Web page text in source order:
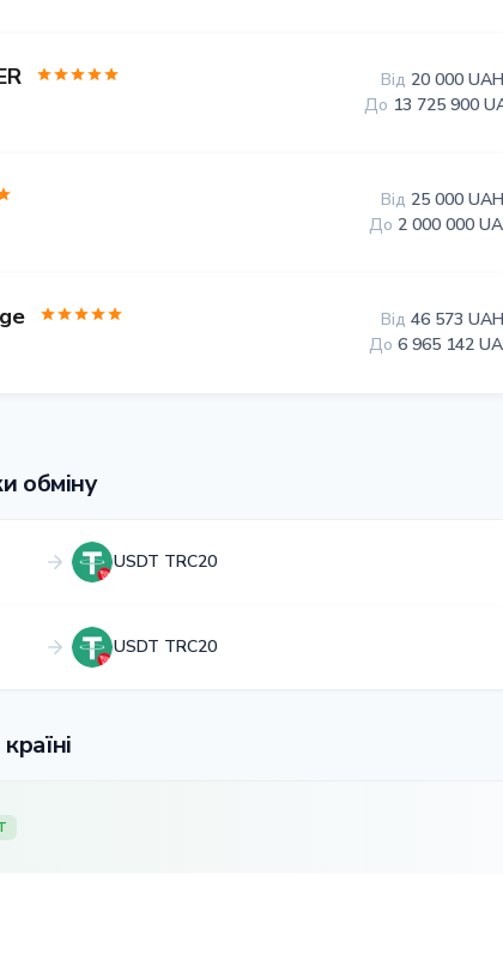
Від 20 000 UAH
До 13 725 900
Від 25 000 UAH
До 2 000 000
Від 46 573 UAH
До 6 965 142
обміну
USDT TRC20
USDT TRC20